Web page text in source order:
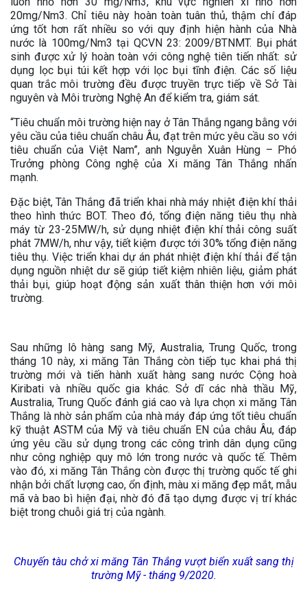
20mg/Nm3. Chỉ tiêu này hoàn toàn tuân thủ, thậm chí đáp
ứng tốt hơn rất nhiều so với quy định hiện hành của Nhà
nước là 100mg/Nm3 tại QCVN 23: 2009/BTNMT. Bụi phát
sinh được xử lý hoàn toàn với công nghệ tiên tiến nhất: sử
dụng lọc bụi túi kết hợp với lọc bụi tĩnh điện. Các số liệu
quan trắc môi trường đều được truyền trực tiếp về Sở Tài
nguyên và Môi trường Nghệ An để kiểm tra, giám sát.
“Tiêu chuẩn môi trường hiện nay ở Tân Thắng ngang bằng với
yêu cầu của tiêu chuẩn châu Âu, đạt trên mức yêu cầu so với
tiêu chuẩn của Việt Nam”, anh Nguyễn Xuân Hùng – Phó
Trưởng phòng Công nghệ của Xi măng Tân Thắng nhấn
mạnh.
Đặc biệt, Tân Thắng đã triển khai nhà máy nhiệt điện khí thải
theo hình thức BOT. Theo đó, tổng điện năng tiêu thụ nhà
máy từ 23-25MW/h, sử dụng nhiệt điện khí thải công suất
phát 7MW/h, như vậy, tiết kiệm được tới 30% tổng điện năng
tiêu thụ. Việc triển khai dự án phát nhiệt điện khí thải để tận
dụng nguồn nhiệt dư sẽ giúp tiết kiệm nhiên liệu, giảm phát
thải bụi, giúp hoạt động sản xuất thân thiện hơn với môi
trường.
Sau những lô hàng sang Mỹ, Australia, Trung Quốc, trong
tháng 10 này, xi măng Tân Thắng còn tiếp tục khai phá thị
trường mới và tiến hành xuất hàng sang nước Cộng hoà
Kiribati và nhiều quốc gia khác. Sở dĩ các nhà thầu Mỹ,
Australia, Trung Quốc đánh giá cao và lựa chọn xi măng Tân
Thắng là nhờ sản phẩm của nhà máy đáp ứng tốt tiêu chuẩn
kỹ thuật ASTM của Mỹ và tiêu chuẩn EN của châu Âu, đáp
ứng yêu cầu sử dụng trong các công trình dân dụng cũng
như công nghiệp quy mô lớn trong nước và quốc tế. Thêm
vào đó, xi măng Tân Thắng còn được thị trường quốc tế ghi
nhận bởi chất lượng cao, ổn định, màu xi măng đẹp mắt, mẫu
mã và bao bì hiện đại, nhờ đó đã tạo dựng được vị trí khác
biệt trong chuỗi giá trị của ngành.
Chuyến tàu chở xi măng Tân Thắng vượt biển xuất sang thị
trường Mỹ - tháng 9/2020.